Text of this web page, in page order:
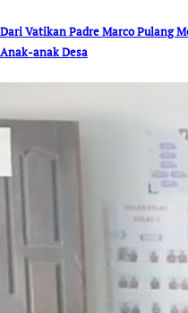
Dari Vatikan Padre Marco Pulang
Anak-anak Desa